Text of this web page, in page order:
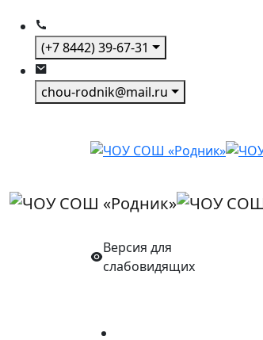
(+7 8442) 39-67-31
chou-rodnik@mail.ru
Версия для
слабовидящих